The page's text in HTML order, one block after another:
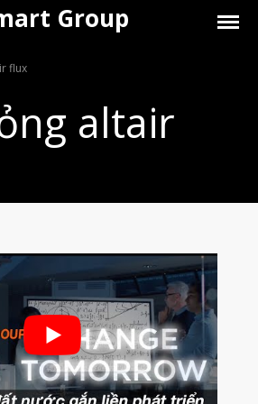
Sản Phẩm
Máy In 3D Để Bàn Formlabs U.S.
Máy In 3D SLA Công Nghiệp
Máy in 3D EOS
Máy in 3D nhựa PEEK EXT 220
MED | 3D SYSTEM
Group
flux
altair